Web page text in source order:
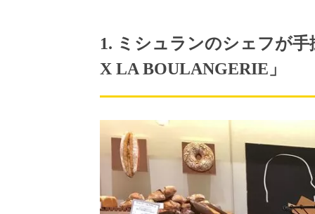
1. ミシュランのシェフが
X LA BOULANGERIE」